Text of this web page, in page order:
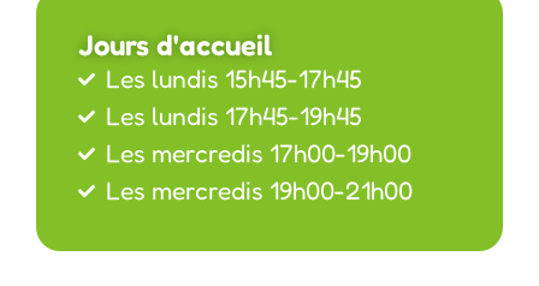
Jours d'accueil
Les lundis 15h45-17h45
Les lundis 17h45-19h45
Les mercredis 17h00-19h00
Les mercredis 19h00-21h00